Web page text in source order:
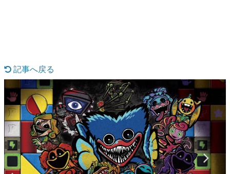
です。
ゲームが変えた日本語
「経験値」「裏技」「ラスボス」… ゲームにまつわる言葉
の起源や用法の変遷を、コンピューター文化史研究家・タ
イニーP氏が徹底調査。
カテゴリ
特集記事
記事へ戻る